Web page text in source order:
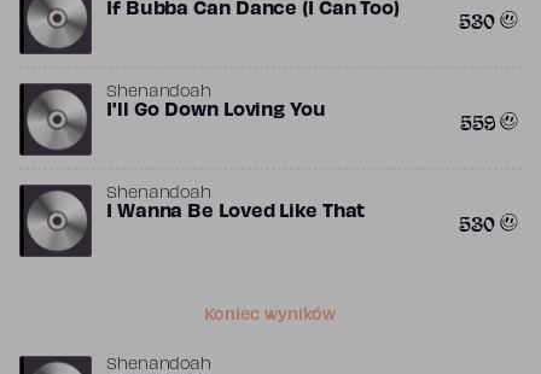
If Bubba Can Dance (I Can Too) 530
Shenandoah
I'll Go Down Loving You 559
Shenandoah
I Wanna Be Loved Like That 530
Koniec wyników
Shenandoah